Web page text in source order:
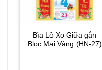
Bìa Lò Xo Giữa gắn
Bloc Mai Vàng (HN-27)